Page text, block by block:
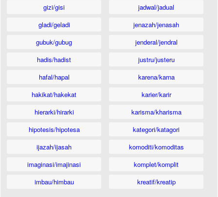
gizi/gisi
gladi/geladi
gubuk/gubug
hadis/hadist
hafal/hapal
hakikat/hakekat
hierarki/hirarki
hipotesis/hipotesa
ijazah/ijasah
imaginasi/imajinasi
imbau/himbau
jadwal/jadual
jenazah/jenasah
jenderal/jendral
justru/justeru
karena/karna
karier/karir
karisma/kharisma
kategori/katagori
komoditi/komoditas
komplet/komplit
kreatif/kreatip